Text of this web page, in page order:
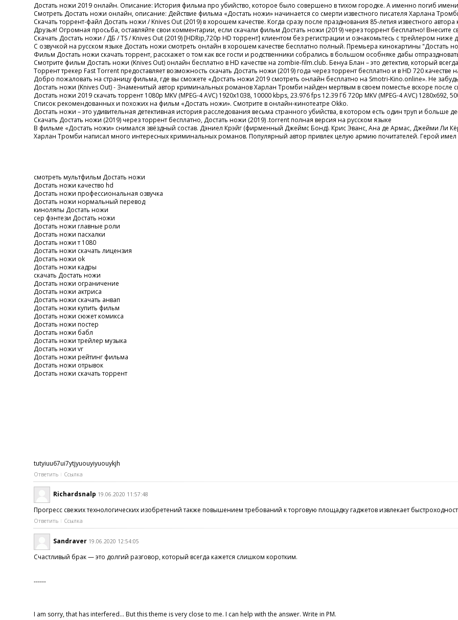
Достать ножи 2019 онлайн. Описание: История фильма про убийство, которое было совершено в тихом городке. А именно погиб
Смотреть Достать ножи онлайн, описание: Действие фильма «Достать ножи» начинается со смерти известного писателя Харлана
Скачать торрент-файл Достать ножи / Knives Out (2019) в хорошем качестве. Когда сразу после празднования 85-летия известного
Друзья! Огромная просьба, оставляйте свои комментарии, если скачали фильм Достать ножи (2019) через торрент бесплатно! Внесите
Скачать Достать ножи / ДБ / TS / Knives Out (2019) [HDRip,720p HD торрент] клиентом без регистрации и ознакомьтесь с трейлером
С озвучкой на русском языке Достать ножи смотреть онлайн в хорошем качестве бесплатно полный. Премьера кинокартины "Достать
Фильм Достать ножи скачать торрент, расскажет о том как все гости и родственники собрались в большом особняке дабы
Смотрите фильм Достать ножи (Knives Out) онлайн бесплатно в HD качестве на zombie-film.club. Бенуа Блан – это детектив, который
Торрент трекер Fast Torrent предоставляет возможность скачать Достать ножи (2019) года через торрент бесплатно и в HD 720
Добро пожаловать на страницу фильма, где вы сможете «Достать ножи 2019 смотреть онлайн бесплатно на Smotri-Kino.online». Не
Достать ножи (Knives Out) - Знаменитый автор криминальных романов Харлан Тромби найден мертвым в своем поместье вскоре после
Достать ножи 2019 скачать торрент 1080p MKV (MPEG-4 AVC) 1920x1038, 10000 kbps, 23.976 fps 12.39 Гб 720p MKV (MPEG-4 AVC) 1280x692,
Список рекомендованных и похожих на фильм «Достать ножи». Смотрите в онлайн-кинотеатре Okko.
Достать ножи – это удивительная детективная история расследования весьма странного убийства, в котором есть один труп и
Скачать Достать ножи (2019) через торрент бесплатно, Достать ножи (2019) .torrent полная версия на русском языке
В фильме «Достать ножи» снимался звёздный состав. Дэниел Крэйг (фирменный Джеймс Бонд). Крис Эванс, Ана де Армас, Джейми Ли
Харлан Тромби написал много интересных криминальных романов. Популярный автор привлек целую армию почитателей. Герой
смотреть мультфильм Достать ножи
Достать ножи качество hd
Достать ножи профессиональная озвучка
Достать ножи нормальный перевод
киноляпы Достать ножи
сер фэнтези Достать ножи
Достать ножи главные роли
Достать ножи пасхалки
Достать ножи т 1080
Достать ножи скачать лицензия
Достать ножи ok
Достать ножи кадры
скачать Достать ножи
Достать ножи ограничение
Достать ножи актриса
Достать ножи скачать анвап
Достать ножи купить фильм
Достать ножи сюжет комикса
Достать ножи постер
Достать ножи бабл
Достать ножи трейлер музыка
Достать ножи vr
Достать ножи рейтинг фильма
Достать ножи отрывок
Достать ножи скачать торрент
tutyiuu67ui7ytjyuouyiyuouykjh
Ответить Ссылка
Richardsnalp 19.06.2020 11:57:48
Прогресс свежих технологических изобретений также повышением требований к торговую площадку гаджетов извлекает
Ответить Ссылка
Sandraver 19.06.2020 12:54:05
Счастливый брак — это долгий разговор, который всегда кажется слишком коротким.
------
I am sorry, that has interfered... But this theme is very close to me. I can help with the answer. Write in PM.